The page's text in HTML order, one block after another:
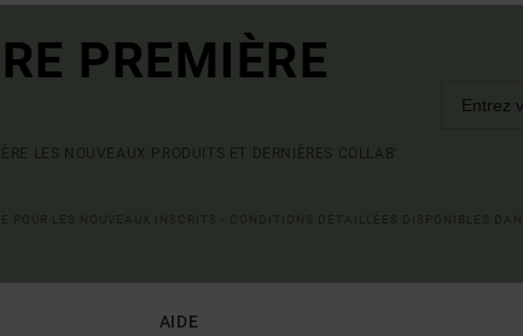
PREMIÈRE
LES NOUVEAUX PRODUITS ET DERNIÈRES COLLAB'
AIDE